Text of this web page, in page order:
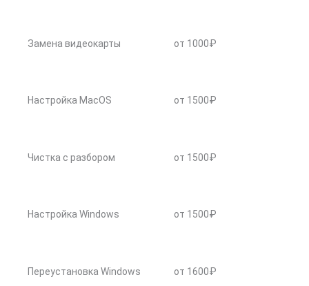
Замена видеокарты от 1000₽
Настройка MacOS от 1500₽
Чистка с разбором от 1500₽
Настройка Windows от 1500₽
Переустановка Windows от 1600₽